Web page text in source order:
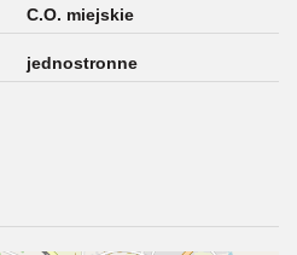
C.O. miejskie
jednostronne